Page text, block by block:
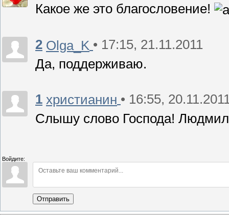
Какое же это благословение!
2 Olga_K • 17:15, 21.11.2011
Да, поддерживаю.
1 христианин • 16:55,
Слышу слово Господа!
Войдите:
Отправить